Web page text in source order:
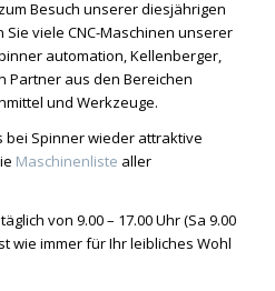
Besuch unserer diesjährigen
viele CNC-Maschinen unserer
automation, Kellenberger,
Partner aus den Bereichen
und Werkzeuge.
bei Spinner wieder attraktive
Maschinenliste aller
von 9.00 – 17.00 Uhr (Sa 9.00
wie immer für Ihr leibliches Wohl